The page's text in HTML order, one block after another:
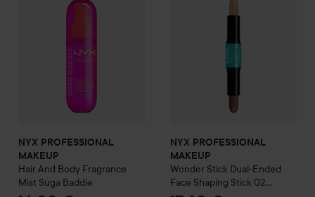
NYX PROFESSIONAL
MAKEUP
Hair And Body Fragrance
Mist Suga Baddie
NYX PROFESSIONAL
MAKEUP
Wonder Stick Dual-Ended
Face Shaping Stick 02